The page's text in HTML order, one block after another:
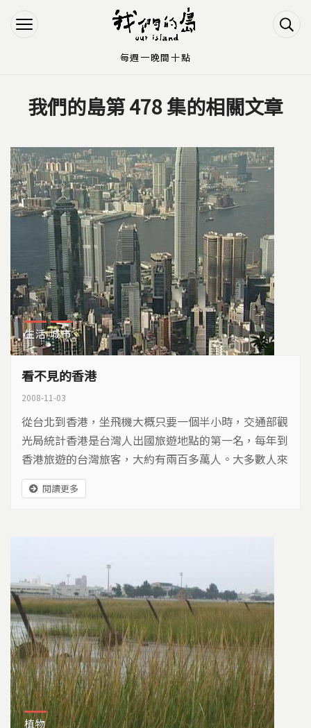
Jump to Navigation
Jump to Main content
您在這裡
我們的島第 478 集的相關文章
生活 城市
看不見的香港
2008-11-03
從台北到香港，坐飛機大概只要一個半小時，交通部觀
光局統計香港是台灣人出國旅遊地點的第一名，每年到
香港旅遊的台灣旅客，大約有兩百多萬人。大多數人來
到香港的第一印象，就是一棟棟高聳入天的高樓大廈，
以及擁擠的人潮，然而，這一片巨大的高樓叢林裡，香
閱讀更多
植物
每週一晚間十點